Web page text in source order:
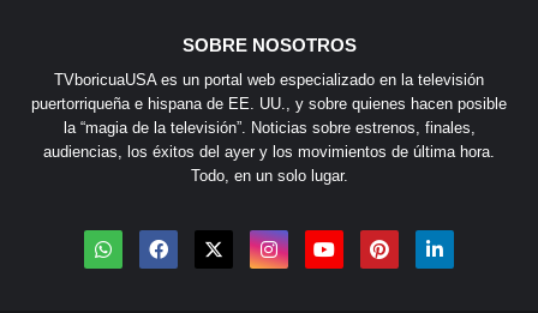
SOBRE NOSOTROS
TVboricuaUSA es un portal web especializado en la televisión
puertorriqueña e hispana de EE. UU., y sobre quienes hacen posible
la “magia de la televisión”. Noticias sobre estrenos, finales,
audiencias, los éxitos del ayer y los movimientos de última hora.
Todo, en un solo lugar.